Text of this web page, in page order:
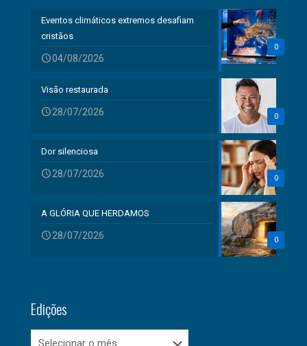
0
Eventos climáticos extremos desafiam
cristãos
04/08/2026
0
Visão restaurada
28/07/2026
0
Dor silenciosa
28/07/2026
0
A GLÓRIA QUE HERDAMOS
28/07/2026
Edições
Edições